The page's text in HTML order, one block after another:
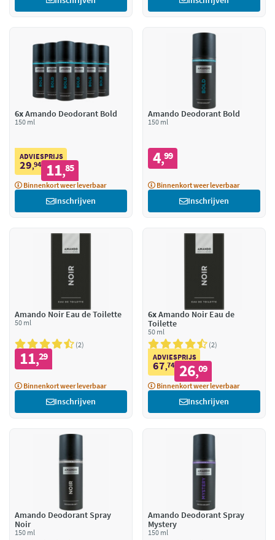
6xAmando Deodorant Bold
150 ml
ADVIESPRIJS
29,94 11,85
Binnenkort weer leverbaar
Inschrijven
Amando Deodorant Bold
150 ml
4,99
Binnenkort weer leverbaar
Inschrijven
Amando Noir Eau de Toilette
50 ml
2
11,29
Binnenkort weer leverbaar
Inschrijven
6xAmando Noir Eau de
Toilette
50 ml
2
ADVIESPRIJS
67,74 26,09
Binnenkort weer leverbaar
Inschrijven
Amando Deodorant Spray
Noir
150 ml
Amando Deodorant Spray
Mystery
150 ml